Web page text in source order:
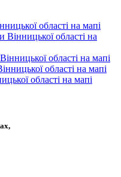
області на мапі
області на
області на мапі
області на мапі
області на мапі